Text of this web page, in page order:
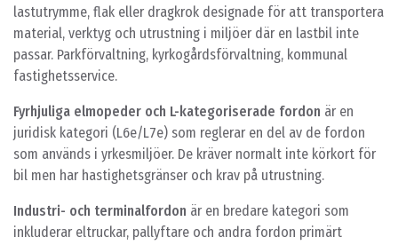
lastutrymme, flak eller dragkrok designade för att transportera
material, verktyg och utrustning i miljöer där en lastbil inte
passar. Parkförvaltning, kyrkogårdsförvaltning, kommunal
fastighetsservice.
Fyrhjuliga elmopeder och L-kategoriserade fordon är en
juridisk kategori (L6e/L7e) som reglerar en del av de fordon
som används i yrkesmiljöer. De kräver normalt inte körkort för
bil men har hastighetsgränser och krav på utrustning.
Industri- och terminalfordon är en bredare kategori som
inkluderar eltruckar, pallyftare och andra fordon primärt